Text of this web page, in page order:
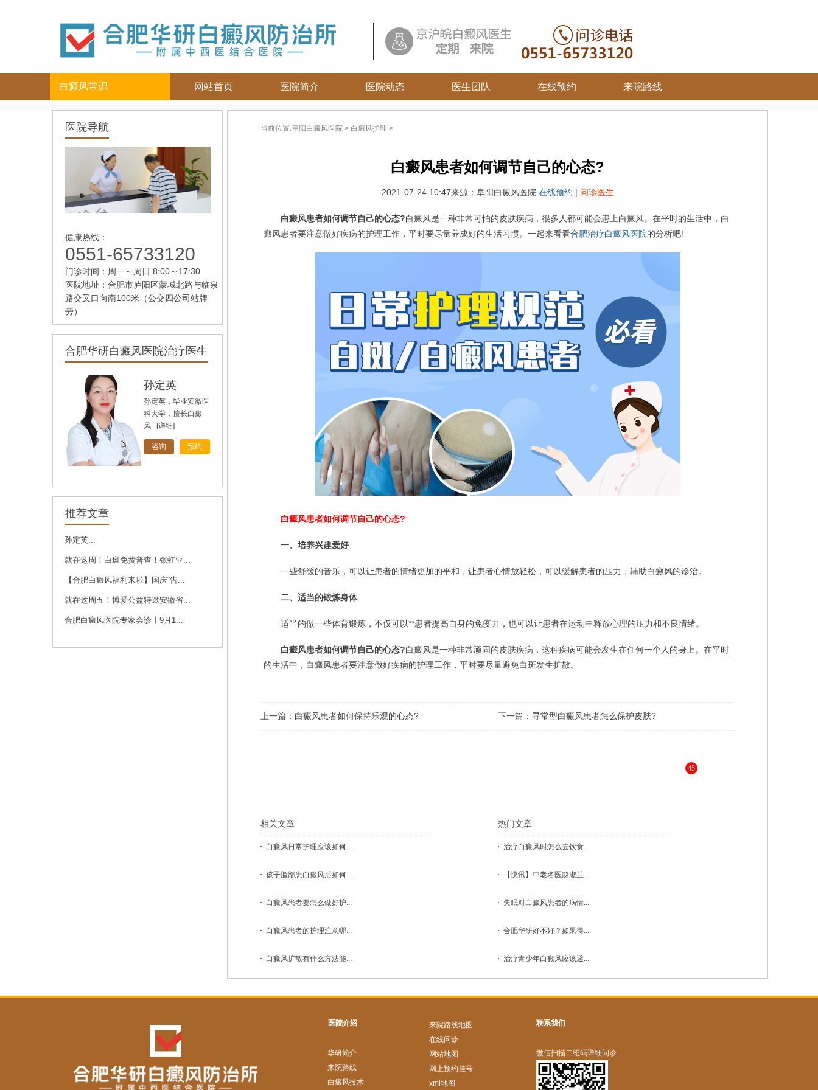
白癜风常识
儿童
女性
老年
头部
背部
网站首页 医院简介 医院动态 医生团队 在线预约 来院路线
医院导航
健康热线：
0551-65733120
门诊时间：周一～周日 8:00～17:30
医院地址：合肥市庐阳区蒙城北路与临泉
路交叉口向南100米（公交四公司站牌
旁）
合肥华研白癜风医院治疗医生
孙定英
孙定英，毕业安徽医
科大学，擅长白癜
风...[详细]
咨询 预约
高汝辉
刘斌，中共党员，毕
业于华中科技大学
推荐文章
孙定英...
就在这周！白斑免费普查！张虹亚...
【合肥白癜风福利来啦】国庆“告...
就在这周五！博爱公益特邀安徽省...
合肥白癜风医院专家会诊丨9月1...
当前位置:阜阳白癜风医院 > 白癜风护理 >
白癜风患者如何调节自己的心态?
2021-07-24 10:47来源：阜阳白癜风医院 在线预约 | 问诊医生
白癜风患者如何调节自己的心态?白癜风是一种非常可怕的皮肤疾病，很多人都可能会患上白癜风。在平时的生活中，白
癜风患者要注意做好疾病的护理工作，平时要尽量养成好的生活习惯。一起来看看合肥治疗白癜风医院的分析吧!
白癜风患者如何调节自己的心态?
一、培养兴趣爱好
一些舒缓的音乐，可以让患者的情绪更加的平和，让患者心情放轻松，可以缓解患者的压力，辅助白癜风的诊治。
二、适当的锻炼身体
适当的做一些体育锻炼，不仅可以**患者提高自身的免疫力，也可以让患者在运动中释放心理的压力和不良情绪。
白癜风患者如何调节自己的心态?白癜风是一种非常顽固的皮肤疾病，这种疾病可能会发生在任何一个人的身上。在平时
的生活中，白癜风患者要注意做好疾病的护理工作，平时要尽量避免白斑发生扩散。
上一篇： 白癜风患者如何保持乐观的心态? 下一篇： 寻常型白癜风患者怎么保护皮肤?
45
相关文章
白癜风日常护理应该如何...
孩子脸部患白癜风后如何...
白癜风患者要怎么做好护...
白癜风患者的护理注意哪...
白癜风扩散有什么方法能...
热门文章
治疗白癜风时怎么去饮食...
【快讯】中老名医赵淑兰...
失眠对白癜风患者的病情...
合肥华研好不好？如果得...
治疗青少年白癜风应该避...
医院介绍
华研简介
来院路线
白癜风技术
来院路线地图
在线问诊
网站地图
网上预约挂号
xml地图
联系我们
微信扫描二维码详细问诊